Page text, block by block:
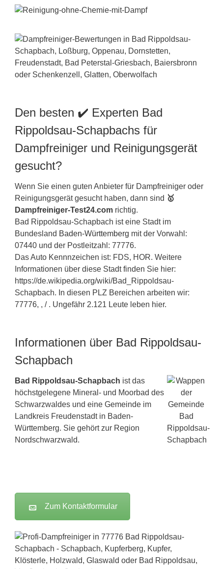
Den besten ✔️ Experten Bad
Rippoldsau-Schapbachs für
Dampfreiniger und Reinigungsgerät
gesucht?
Wenn Sie einen guten Anbieter für Dampfreiniger oder
Reinigungsgerät gesucht haben, dann sind 🥇
Dampfreiniger-Test24.com richtig.
Bad Rippoldsau-Schapbach ist eine Stadt im
Bundesland Baden-Württemberg mit der Vorwahl:
07440 und der Postleitzahl: 77776.
Das Auto Kennnzeichen ist: FDS, HOR. Weitere
Informationen über diese Stadt finden Sie hier:
https://de.wikipedia.org/wiki/Bad_Rippoldsau-
Schapbach. In diesen PLZ Bereichen arbeiten wir:
77776, , / . Ungefähr 2.121 Leute leben hier.
Informationen über Bad Rippoldsau-
Schapbach
Bad Rippoldsau-Schapbach ist das
höchstgelegene Mineral- und Moorbad des
Schwarzwaldes und eine Gemeinde im
Landkreis Freudenstadt in Baden-
Württemberg. Sie gehört zur Region
Nordschwarzwald.
Zum Kontaktformular